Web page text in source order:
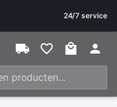
24/7 service